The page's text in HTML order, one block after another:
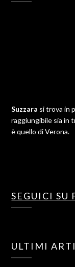
Suzzara si trova in
raggiungibile sia in
è quello di Verona.
SEGUICI SU
ULTIMI